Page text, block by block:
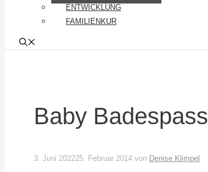
ENTWICKLUNG
FAMILIENKUR
Baby Badespass
3. Juni 202225. Februar 2014 von Denise Klimpel